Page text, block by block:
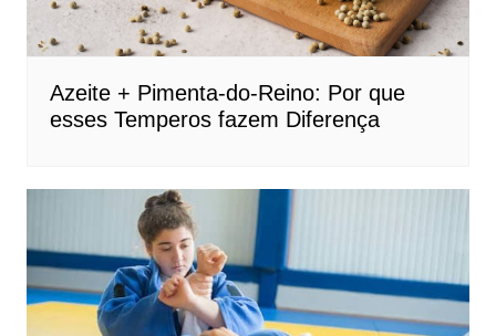
Azeite + Pimenta-do-Reino: Por que
esses Temperos fazem Diferença